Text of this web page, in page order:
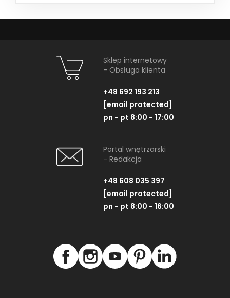
Sklep internetowy
- Obsługa klienta
+48 692 193 213
[email protected]
pn - pt 8:00 - 17:00
Portal wnętrzarski
- Redakcja
+48 608 035 397
[email protected]
pn - pt 8:00 - 16:00